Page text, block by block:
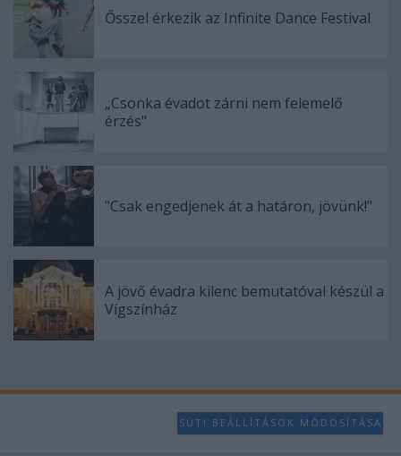
Ősszel érkezik az Infinite Dance Festival
„Csonka évadot zárni nem felemelő
érzés"
"Csak engedjenek át a határon, jövünk!"
A jövő évadra kilenc bemutatóval készül a
Vígszínház
SÜTI BEÁLLÍTÁSOK MÓDOSÍTÁSA